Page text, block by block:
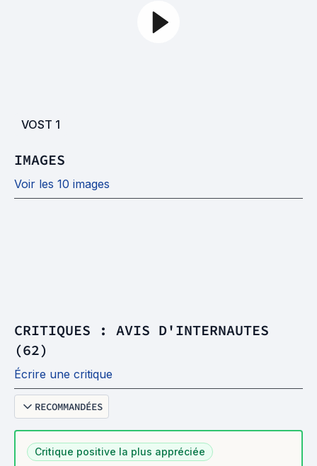
VOST 1
IMAGES
Voir les 10 images
CRITIQUES : AVIS D'INTERNAUTES
(62)
Écrire une critique
RECOMMANDÉES
Critique positive la plus appréciée